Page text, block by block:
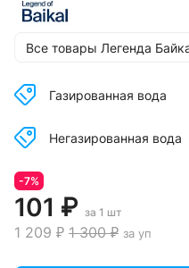
Все товары Легенда
Газированная вода
Негазированная вода
-7%
101 ₽ за 1 шт
1 209 ₽ 1 300 ₽ за уп